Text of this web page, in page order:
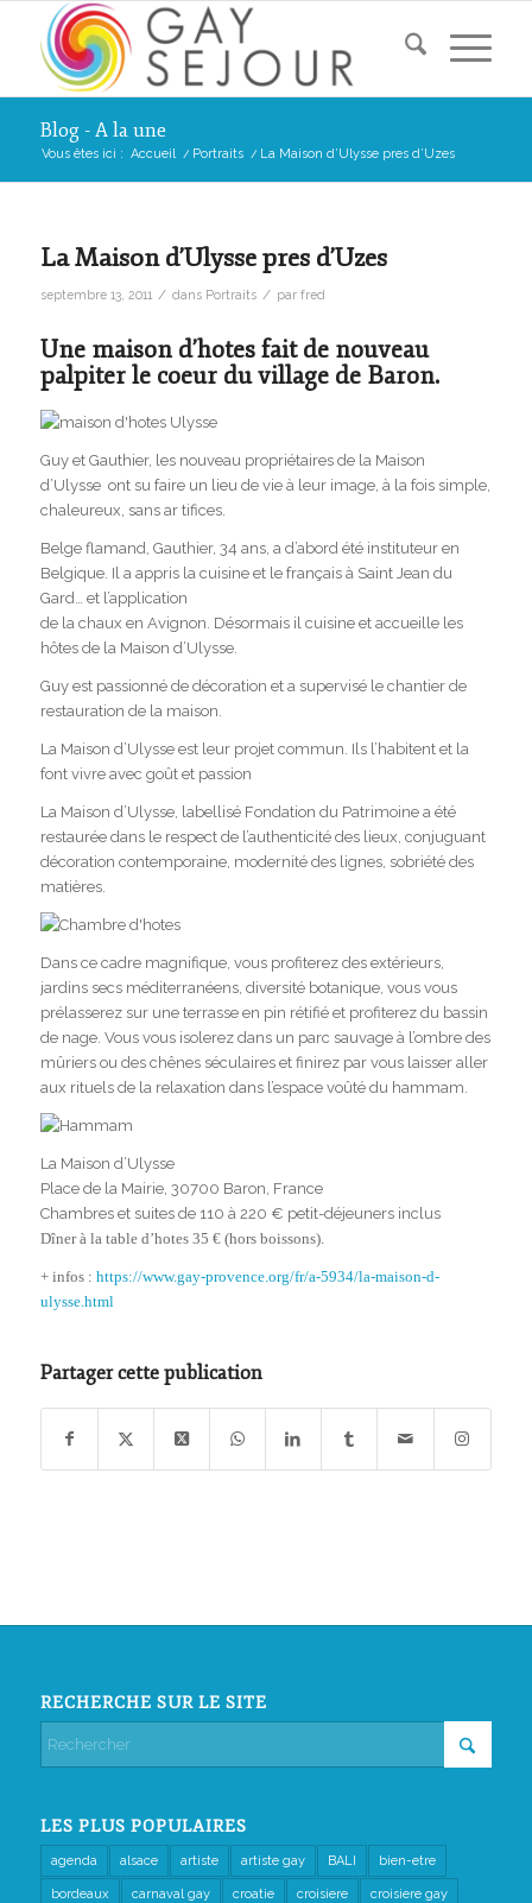
Blog - A la une
Vous êtes ici : Accueil / Portraits / La Maison d’Ulysse pres d’Uzes
La Maison d’Ulysse pres d’Uzes
septembre 13, 2011 / dans Portraits / par fred
Une maison d’hotes fait de nouveau
palpiter le coeur du village de Baron.
Guy et Gauthier, les nouveau propriétaires de la Maison
d’Ulysse ont su faire un lieu de vie à leur image, à la fois simple,
chaleureux, sans ar tifices.
Belge flamand, Gauthier, 34 ans, a d’abord été instituteur en
Belgique. Il a appris la cuisine et le français à Saint Jean du
Gard… et l’application
de la chaux en Avignon. Désormais il cuisine et accueille les
hôtes de la Maison d’Ulysse.
Guy est passionné de décoration et a supervisé le chantier de
restauration de la maison.
La Maison d’Ulysse est leur projet commun. Ils l’habitent et la
font vivre avec goût et passion
La Maison d’Ulysse, labellisé Fondation du Patrimoine a été
restaurée dans le respect de l’authenticité des lieux, conjuguant
décoration contemporaine, modernité des lignes, sobriété des
matières.
Dans ce cadre magnifique, vous profiterez des extérieurs,
jardins secs méditerranéens, diversité botanique, vous vous
prélasserez sur une terrasse en pin rétifié et profiterez du bassin
de nage. Vous vous isolerez dans un parc sauvage à l’ombre des
mûriers ou des chênes séculaires et finirez par vous laisser aller
aux rituels de la relaxation dans l’espace voûté du hammam.
La Maison d’Ulysse
Place de la Mairie, 30700 Baron, France
Chambres et suites de 110 à 220 € petit-déjeuners inclus
Dîner à la table d’hotes 35 € (hors boissons).
+ infos : https://www.gay-provence.org/fr/a-5934/la-maison-d-
ulysse.html
Partager cette publication
RECHERCHE SUR LE SITE
LES PLUS POPULAIRES
agenda alsace artiste artiste gay BALI bien-etre
bordeaux carnaval gay croatie croisiere croisiere gay